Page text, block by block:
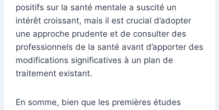
positifs sur la santé mentale a suscité un
intérêt croissant, mais il est crucial d’adopter
une approche prudente et de consulter des
professionnels de la santé avant d’apporter des
modifications significatives à un plan de
traitement existant.
En somme, bien que les premières études